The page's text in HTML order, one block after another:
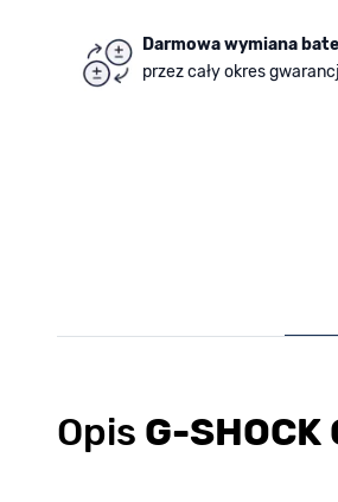
Darmowa wymiana
przez cały okres
Opis G-